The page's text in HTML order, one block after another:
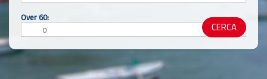
Over 60:
CERCA